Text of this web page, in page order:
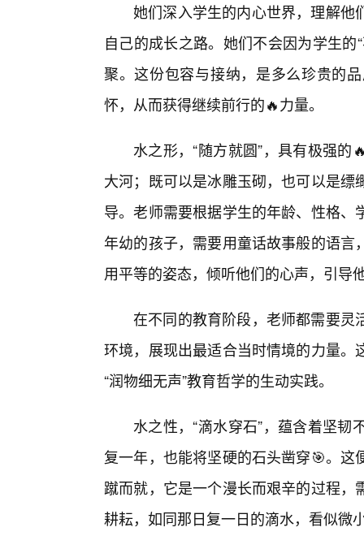
她们深入学生的内心世界，理解他
自己的成长之路。她们不会因为学生
聚。这份包容与接纳，是多么珍贵的
怀，从而获得继续前行的🔥力量。
水之形，“随方就圆”，具有极强
大河；既可以是冰雕玉砌，也可以是
导。老师需要根据学生的年龄、性格
年幼的孩子，需要用童话故事般的语
用平等的姿态，倾听他们的心声，引导
在不同的教育阶段，老师都需要灵
环境，展现出最适合当时情境的力量
“润物细无声”教育哲学的生动实践。
水之性，“滴水穿石”，蕴含着坚
复一年，也能将坚硬的石头凿穿🎯。
蹴而就，它是一个漫长而艰辛的过程
耕耘，如同那日复一日的滴水，看似微